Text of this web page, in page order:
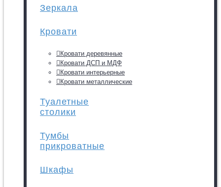
Зеркала
Кровати
Кровати деревянные
Кровати ДСП и МДФ
Кровати интерьерные
Кровати металлические
Туалетные
столики
Тумбы
прикроватные
Шкафы